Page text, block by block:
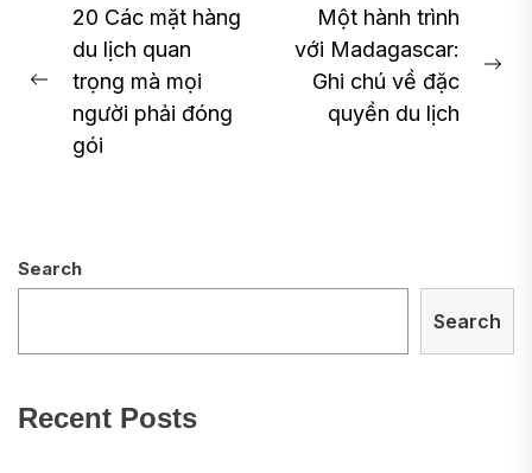
Post
navigation
Previous
post:
20 Các mặt hàng
du lịch quan
trọng mà mọi
người phải đóng
gói
Một hành trình
với Madagascar:
Ghi chú về đặc
quyền du lịch
Search
Search
Recent Posts